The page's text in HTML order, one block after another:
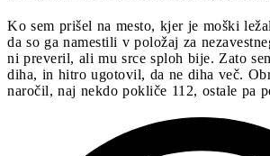
Ko sem prišel na mesto, kjer je moški
da so ga namestili v položaj za
ni preveril, ali mu srce sploh bije. Zato
diha, in hitro ugotovil, da ne diha več.
naročil, naj nekdo pokliče 112, ostale pa